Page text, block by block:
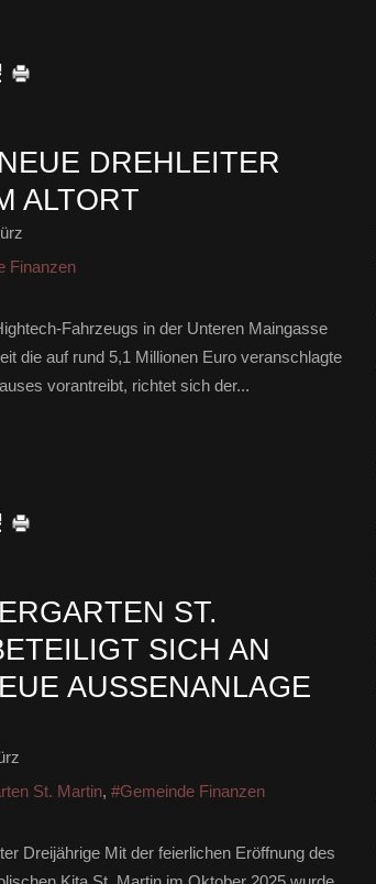
DREHLEITER
ALTORT
Finanzen
Fahrzeugs in der Unteren Maingasse
die auf rund 5,1 Millionen Euro veranschlagte
vorantreibt, richtet sich der...
ST.
SICH AN
AUSSENANLAGE M
St. Martin, #Gemeinde Finanzen
Dreijährige Mit der feierlichen Eröffnung des